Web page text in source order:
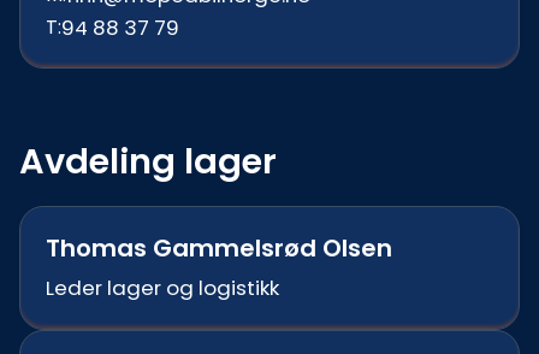
T:94 88 37 79
Avdeling lager
Thomas Gammelsrød Olsen
Leder lager og logistikk